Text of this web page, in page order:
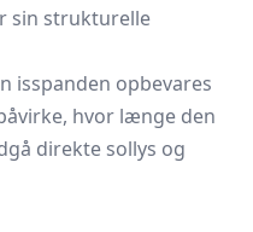
sin strukturelle
isspanden opbevares
hvor længe den
direkte sollys og